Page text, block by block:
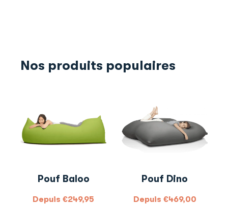
Nos produits populaires
Pouf Baloo
Depuis €249,95
Pouf Dino
Depuis €469,00